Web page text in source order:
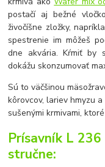
postačí aj bežné
živočíšne zložky,
spestrenie im môžeš
dne akvária. Kŕmiť by
dokážu skonzumovať
Sú to väčšinou
kôrovcov, lariev hmyzu
sušenými krmivami,
Prísavník L
stručne: